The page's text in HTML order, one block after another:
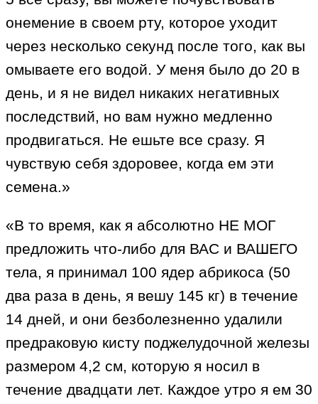
онемение в своем рту, которое уходит
через несколько секунд после того, как вы
омываете его водой. У меня было до 20 в
день, и я не видел никаких негативных
последствий, но вам нужно медленно
продвигаться. Не ешьте все сразу. Я
чувствую себя здоровее, когда ем эти
семена.»
«В то время, как я абсолютно НЕ МОГ
предложить что-либо для ВАС и ВАШЕГО
тела, я принимал 100 ядер абрикоса (50
два раза в день, я вешу 145 кг) в течение
14 дней, и они безболезненно удалили
предраковую кисту поджелудочной железы
размером 4,2 см, которую я носил в
течение двадцати лет. Каждое утро я ем 30